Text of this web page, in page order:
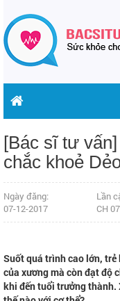
[Bác sĩ tư
chắc khoẻ
Ngày đăng:
07-12-2017
Lần
CH
Suốt quá trình cao lớn,
của xương mà còn đạt độ
khi đến tuổi trưởng thành.